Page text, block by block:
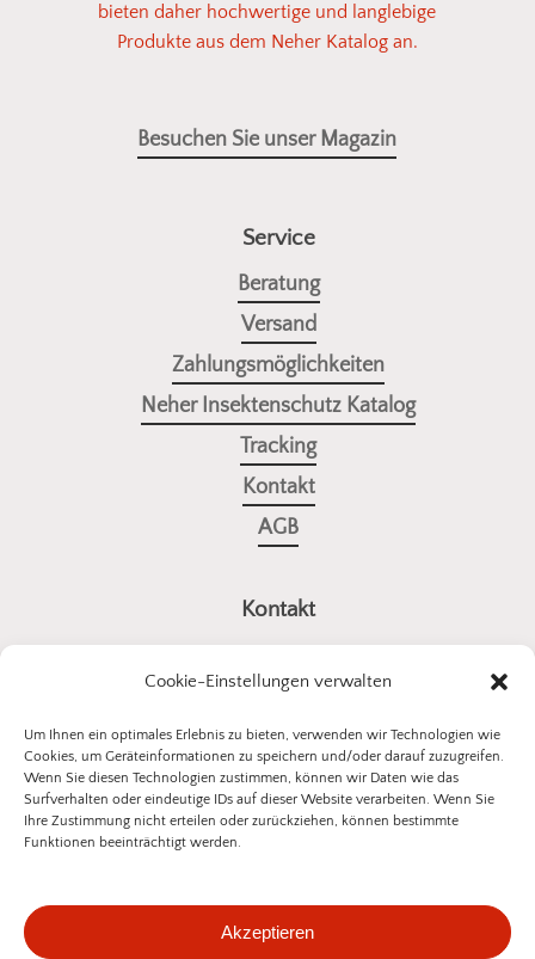
Cookie-Einstellungen verwalten
Um Ihnen ein optimales Erlebnis zu bieten, verwenden wir Technologien wie
Cookies, um Geräteinformationen zu speichern und/oder darauf zuzugreifen.
Wenn Sie diesen Technologien zustimmen, können wir Daten wie das
Surfverhalten oder eindeutige IDs auf dieser Website verarbeiten. Wenn Sie
Ihre Zustimmung nicht erteilen oder zurückziehen, können bestimmte
Funktionen beeinträchtigt werden.
Akzeptieren
Fotos senden
bieten daher hochwertige und langlebige
Produkte aus dem Neher Katalog an.
Besuchen Sie unser Magazin
Service
Beratung
Versand
Zahlungsmöglichkeiten
Neher Insektenschutz Katalog
Tracking
Kontakt
AGB
Kontakt
Stuttgarter Straße 10
73614 Schorndorf
E-Mail:kontakt@insektenschutz-bestellen.de
Datenschutzerklärung